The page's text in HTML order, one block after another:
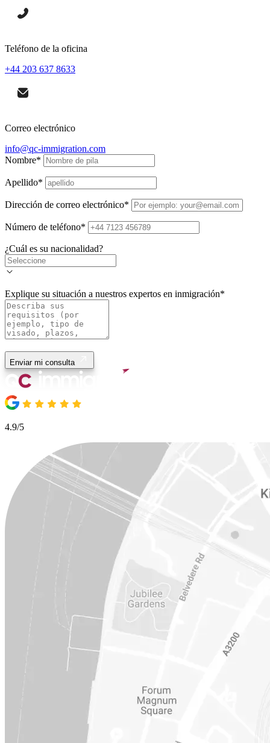
Teléfono de la oficina
+44 203 637 8633
Correo electrónico
info@qc-immigration.com
Nombre*
Apellido*
Dirección de correo electrónico*
Número de teléfono*
¿Cuál es su nacionalidad?
Explique su situación a nuestros expertos en inmigración*
Enviar mi consulta
4.9/5